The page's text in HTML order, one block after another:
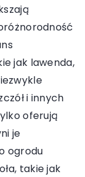
jak lawenda,
i innych
oferują
je
ogrodu
takie jak